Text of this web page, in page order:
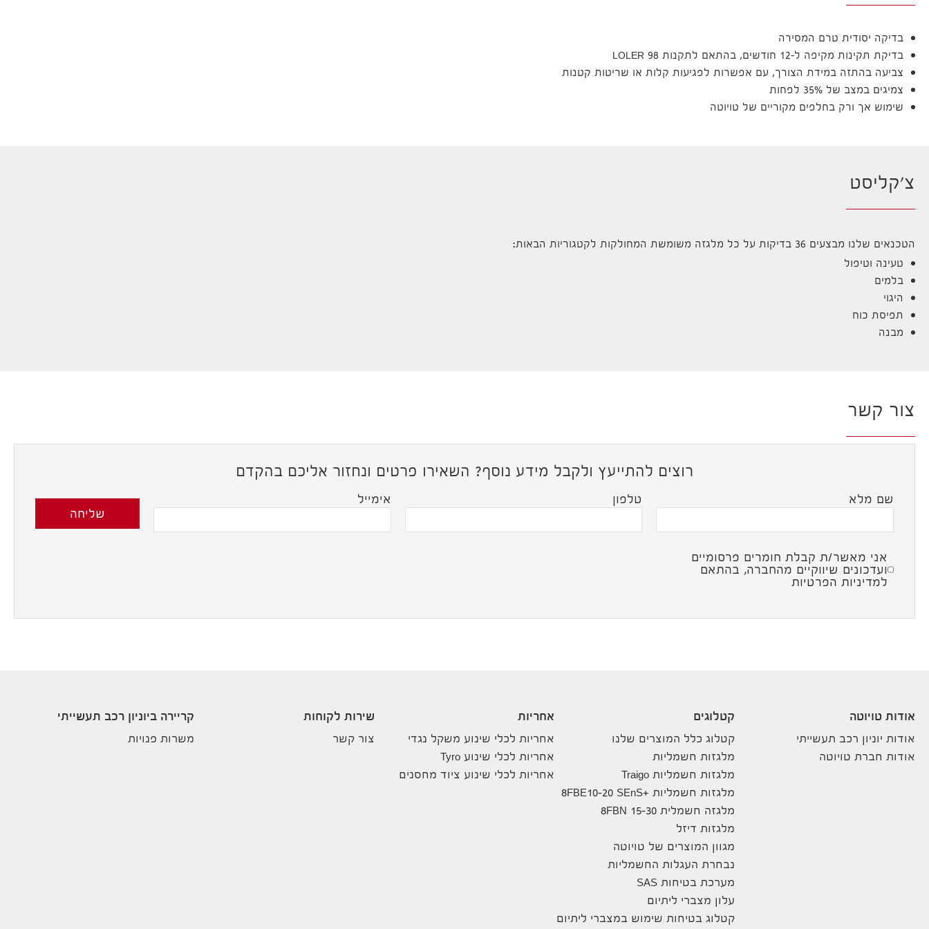
בדיקה יסודית טרם המסירה
בדיקת תקינות מקיפה ל-12 חודשים, בהתאם לתקנות LOLER 98
צביעה בהתזה במידת הצורך, עם אפשרות לפגיעות קלות או שריטות קטנות
צמיגים במצב של 35% לפחות
שימוש אך ורק בחלפים מקוריים של טויוטה
צ'קליסט
הטכנאים שלנו מבצעים 36 בדיקות על כל מלגזה משומשת המחולקות לקטגוריות הבאות:
טעינה וטיפול
בלמים
היגוי
תפיסת כוח
מבנה
צור קשר
רוצים להתייעץ ולקבל מידע נוסף? השאירו פרטים ונחזור אליכם בהקדם
שם מלא טלפון אימייל
אני מאשר/ת קבלת חומרים פרסומיים
ועדכונים שיווקיים מהחברה, בהתאם
למדיניות הפרטיות
אודות טויוטה
אודות יוניון רכב תעשייתי
אודות חברת טויוטה
קטלוגים
קטלוג כלל המוצרים שלנו
מלגזות חשמליות
מלגזות חשמליות Traigo
מלגזות חשמליות +8FBE10-20 SEnS
מלגזה חשמלית 8FBN 15-30
מלגזות דיזל
מגוון המוצרים של טויוטה
נבחרת העגלות החשמליות
מערכת בטיחות SAS
עלון מצברי ליתיום
קטלוג בטיחות שימוש במצברי ליתיום
אחריות
אחריות לכלי שינוע משקל נגדי
אחריות לכלי שינוע Tyro
אחריות לכלי שינוע ציוד מחסנים
שירות לקוחות
צור קשר
קריירה ביוניון רכב תעשייתי
משרות פנויות